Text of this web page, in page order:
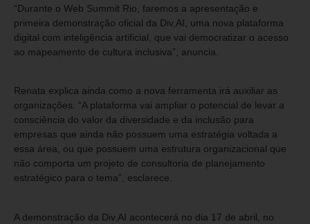
“Durante o Web Summit Rio, faremos a apresentação e
primeira demonstração oficial da Div܂AI, uma nova plataforma
digital com inteligência artificial, que vai democratizar o acesso
ao mapeamento de cultura inclusiva”, anuncia.
Renata explica ainda como a nova ferramenta irá auxiliar as
organizações. “A plataforma vai ampliar o potencial de levar a
consciência do valor da diversidade e da inclusão para
empresas que ainda não possuem uma estratégia voltada a
essa área, ou que possuem uma estrutura organizacional que
não comporta um projeto de consultoria de planejamento
estratégico para o tema”, esclarece.
A demonstração da Div܂AI acontecerá no dia 17 de abril, no